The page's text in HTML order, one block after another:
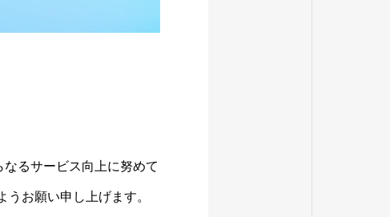
るサービス向上に努めて
お願い申し上げます。